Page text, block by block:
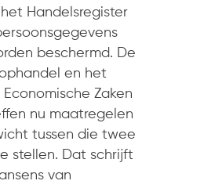
Handelsregister
beschermd. De
en het
Zaken
nu maatregelen
tussen die twee
stellen. Dat schrijft
van